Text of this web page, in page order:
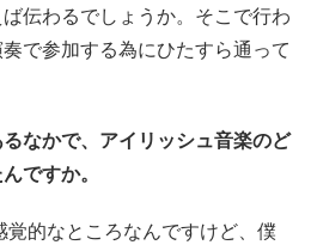
伝わるでしょうか。そこで行わ
で参加する為にひたすら通って
なかで、アイリッシュ音楽のど
ですか。
覚的なところなんですけど、僕